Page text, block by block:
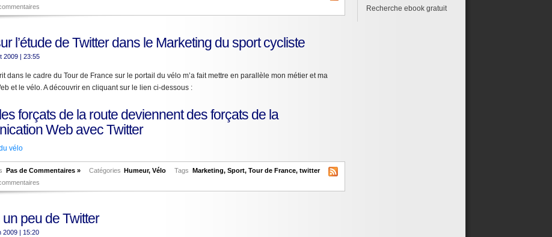
l’étude de Twitter dans le Marketing du sport cycliste
2009 | 23:55
dans le cadre du Tour de France sur le portail du vélo m’a fait mettre en parallèle mon métier et ma
et le vélo. A découvrir en cliquant sur le lien ci-dessous :
forçats de la route deviennent des forçats de la
Web avec Twitter
vélo
Pas de Commentaires » Catégories Humeur,Vélo Tags Marketing, Sport, Tour de France, twitter
peu de Twitter
2009 | 15:20
Recherche ebook gratuit